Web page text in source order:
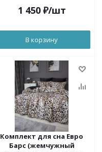
1 450₽/шт
В корзину
Комплект для сна Евро
Барс (жемчужный